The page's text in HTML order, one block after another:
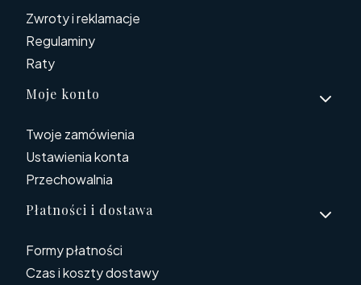
Zwroty i reklamacje
Regulaminy
Raty
Moje konto
Twoje zamówienia
Ustawienia konta
Przechowalnia
Płatności i dostawa
Formy płatności
Czas i koszty dostawy